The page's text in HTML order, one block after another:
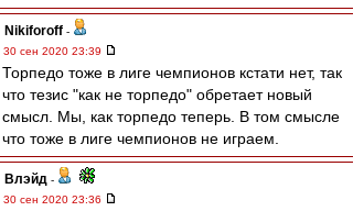
Nikiforoff -
30 сен 2020 23:39
Торпедо тоже в лиге чемпионов кстати нет, так
что тезис "как не торпедо" обретает новый
смысл. Мы, как торпедо теперь. В том смысле
что тоже в лиге чемпионов не играем.
Влэйд -
30 сен 2020 23:36